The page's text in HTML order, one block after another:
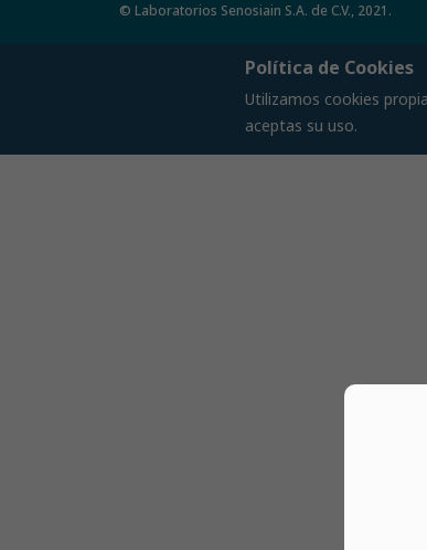
© Laboratorios Senosiain S.A. de C.V., 2021.
Política de Cookies
Utilizamos cookies
aceptas su uso.